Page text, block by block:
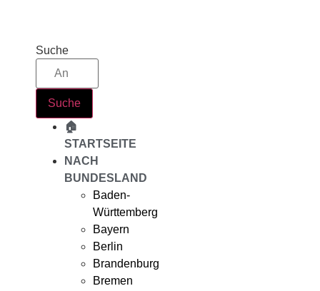
Suche
Suche
🏠
STARTSEITE
NACH
BUNDESLAND
Baden-
Württemberg
Bayern
Berlin
Brandenburg
Bremen